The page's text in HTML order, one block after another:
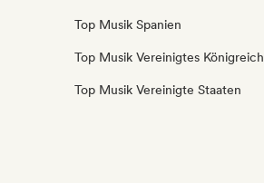
Top Musik Spanien
Top Musik Vereinigtes Königreich
Top Musik Vereinigte Staaten